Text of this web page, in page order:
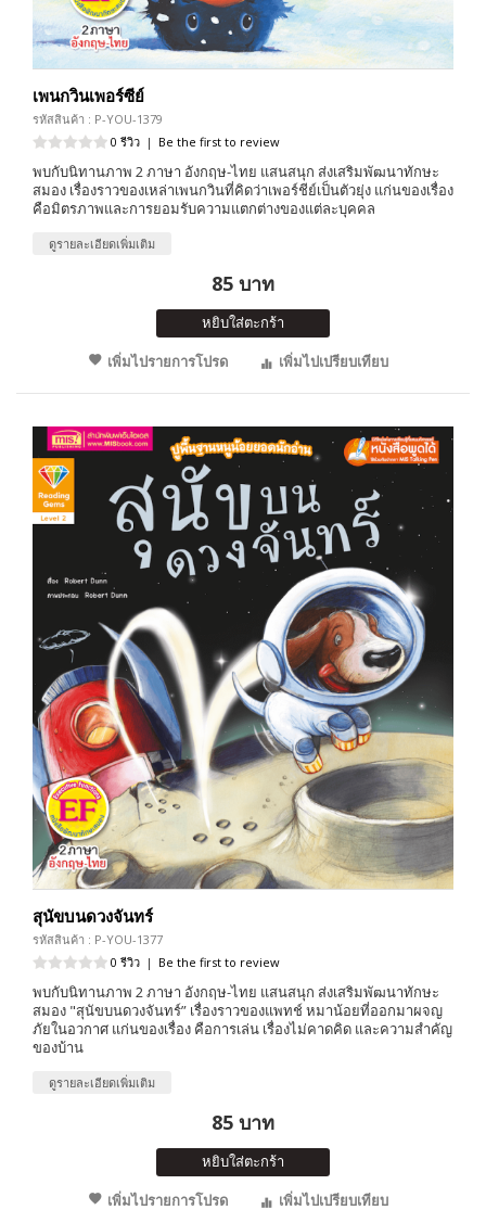
เพนกวินเพอร์ซีย์
รหัสสินค้า : P-YOU-1379
0 รีวิว | Be the first to review
พบกับนิทานภาพ 2 ภาษา อังกฤษ-ไทย แสนสนุก ส่งเสริมพัฒนาทักษะ
สมอง เรื่องราวของเหล่าเพนกวินที่คิดว่าเพอร์ชีย์เป็นตัวยุ่ง แก่นของเรื่อง
คือมิตรภาพและการยอมรับความแตกต่างของแต่ละบุคคล
ดูรายละเอียดเพิ่มเติม
85 บาท
หยิบใส่ตะกร้า
เพิ่มไปรายการโปรด
เพิ่มไปเปรียบเทียบ
สุนัขบนดวงจันทร์
รหัสสินค้า : P-YOU-1377
0 รีวิว | Be the first to review
พบกับนิทานภาพ 2 ภาษา อังกฤษ-ไทย แสนสนุก ส่งเสริมพัฒนาทักษะ
สมอง "สุนัขบนดวงจันทร์” เรื่องราวของแพทช์ หมาน้อยที่ออกมาผจญ
ภัยในอวกาศ แก่นของเรื่อง คือการเล่น เรื่องไม่คาดคิด และความสำคัญ
ของบ้าน
ดูรายละเอียดเพิ่มเติม
85 บาท
หยิบใส่ตะกร้า
เพิ่มไปรายการโปรด
เพิ่มไปเปรียบเทียบ